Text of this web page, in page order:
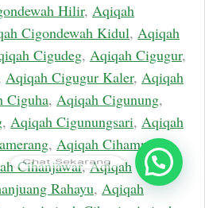
Hilir, Aqiqah
Cigondewah Kidul, Aqiqah
Cigudeg, Aqiqah Cigugur,
Aqiqah Cigugur Kaler, Aqiqah
Ciguha, Aqiqah Cigunung,
, Aqiqah Cigunungsari, Aqiqah
, Aqiqah Cihampelas,
Cihanjawar,Aqiqah
Rahayu, Aqiqah
Chat Sekarang